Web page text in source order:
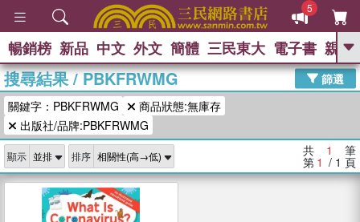
5
GO
熱搜：
暢銷榜 新品 中文 外文 簡體 三民東大 電子書 親子
搜尋結果/PBKFRWMG
篩選
關鍵字：PBKFRWMG
商品狀態:無庫存
出版社/品牌:PBKFRWMG
顯示 排序 共 1 筆
第 1 / 1 頁